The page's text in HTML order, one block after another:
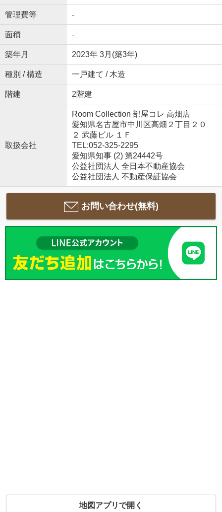
管理費等 -
面積 -
築年月 2023年 3月(築3年)
種別 / 構造 一戸建て / 木造
階建 2階建
取扱会社
Room Collection 部屋コレ 高畑店
愛知県名古屋市中川区高畑２丁目２０
２ 武藤ビル １Ｆ
TEL:052-325-2295
愛知県知事 (2) 第24442号
公益社団法人 全日本不動産協会
公益社団法人 不動産保証協会
お問い合わせ(無料)
地図アプリで開く